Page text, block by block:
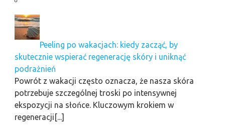
Peeling po wakacjach: kiedy zacząć, by
skutecznie wspierać regenerację skóry i uniknąć
podrażnień
Powrót z wakacji często oznacza, że nasza skóra
potrzebuje szczególnej troski po intensywnej
ekspozycji na słońce. Kluczowym krokiem w
regeneracji[...]